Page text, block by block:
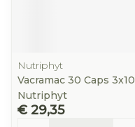
Nutriphyt
Vacramac 30 Caps 3x10
Nutriphyt
€ 29,35